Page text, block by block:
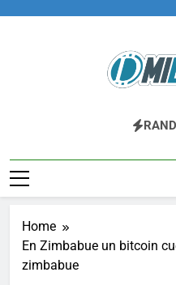
Fintech,
Home
En Zimbabue un bitcoin
zimbabue